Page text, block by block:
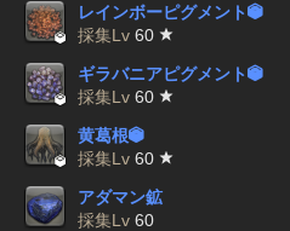

レインボーピグメント
採集Lv 60

ギラバニアピグメント
採集Lv 60

黄葛根
採集Lv 60
アダマン鉱
採集Lv 60